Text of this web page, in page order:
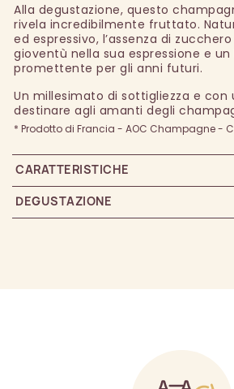
Alla degustazione, questo
rivela incredibilmente fruttato.
ed espressivo, l’assenza di
gioventù nella sua espressione e un
promettente per gli anni futuri.
Un millesimato di sottigliezza e con
destinare agli amanti degli
* Prodotto di Francia - AOC Champagne -
CARATTERISTICHE
DEGUSTAZIONE